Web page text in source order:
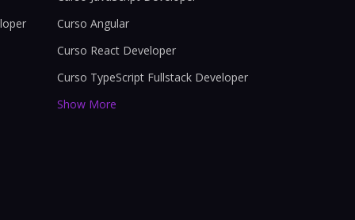
Curso Angular
Curso React Developer
Curso TypeScript Fullstack Developer
Show More